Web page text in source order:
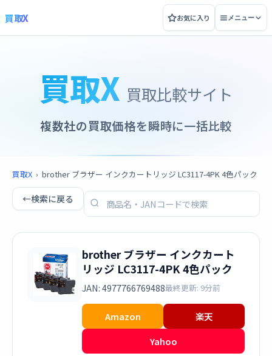
買取X お気に入り メニュー
買取X 買取比較サイト
複数社の買取価格を瞬時に一括比較
買取X › brother ブラザー インクカートリッジ LC3117-4PK 4色パック
←検索に戻る
brother ブラザー インクカート
リッジ LC3117-4PK 4色パック
JAN: 4977766769488最終更新: 9分前
Amazon
楽天
Yahoo